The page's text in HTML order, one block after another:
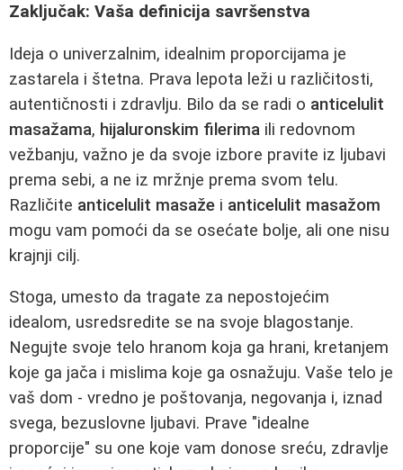
Zaključak: Vaša definicija savršenstva
Ideja o univerzalnim, idealnim proporcijama je
zastarela i štetna. Prava lepota leži u različitosti,
autentičnosti i zdravlju. Bilo da se radi o anticelulit
masažama, hijaluronskim filerima ili redovnom
vežbanju, važno je da svoje izbore pravite iz ljubavi
prema sebi, a ne iz mržnje prema svom telu.
Različite anticelulit masaže i anticelulit masažom
mogu vam pomoći da se osećate bolje, ali one nisu
krajnji cilj.
Stoga, umesto da tragate za nepostojećim
idealom, usredsredite se na svoje blagostanje.
Negujte svoje telo hranom koja ga hrani, kretanjem
koje ga jača i mislima koje ga osnažuju. Vaše telo je
vaš dom - vredno je poštovanja, negovanja i, iznad
svega, bezuslovne ljubavi. Prave "idealne
proporcije" su one koje vam donose sreću, zdravlje